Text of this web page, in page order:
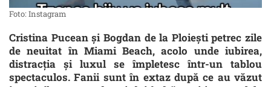
Foto: Instagram
Cristina Pucean și Bogdan de la Ploiești petrec zile
de neuitat în Miami Beach, acolo unde iubirea,
distracția și luxul se împletesc într-un tablou
spectaculos. Fanii sunt în extaz după ce au văzut